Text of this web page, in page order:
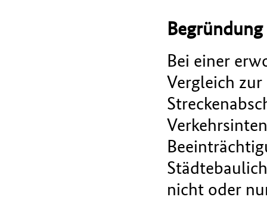
Begründung
Bei einer
Vergleich
nicht oder